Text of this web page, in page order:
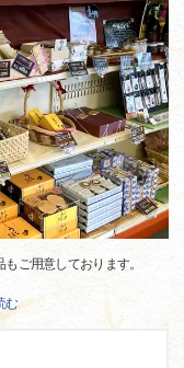
ご用意しております。
む